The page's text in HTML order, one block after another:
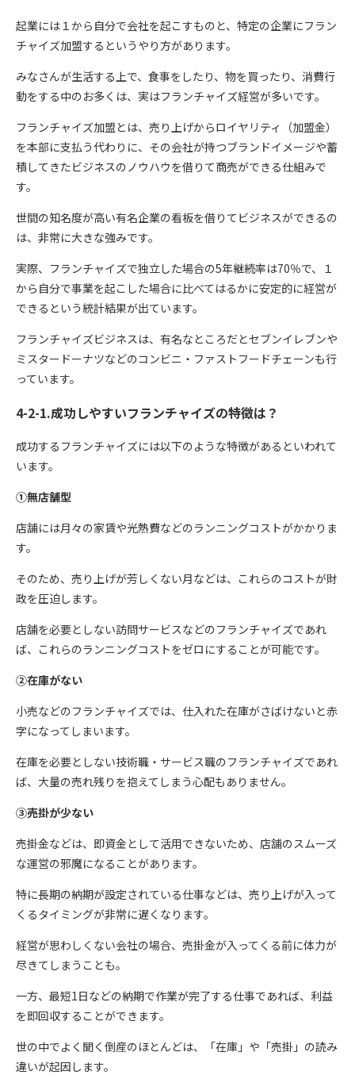
起業には１から自分で会社を起こすものと、特定の企業にフラン
チャイズ加盟するというやり方があります。
みなさんが生活する上で、食事をしたり、物を買ったり、消費行
動をする中のお多くは、実はフランチャイズ経営が多いです。
フランチャイズ加盟とは、売り上げからロイヤリティ（加盟金）
を本部に支払う代わりに、その会社が持つブランドイメージや蓄
積してきたビジネスのノウハウを借りて商売ができる仕組みで
す。
世間の知名度が高い有名企業の看板を借りてビジネスができるの
は、非常に大きな強みです。
実際、フランチャイズで独立した場合の5年継続率は70％で、１
から自分で事業を起こした場合に比べてはるかに安定的に経営が
できるという統計結果が出ています。
フランチャイズビジネスは、有名なところだとセブンイレブンや
ミスタードーナツなどのコンビニ・ファストフードチェーンも行
っています。
4-2-1.成功しやすいフランチャイズの特徴は？
成功するフランチャイズには以下のような特徴があるといわれて
います。
①無店舗型
店舗には月々の家賃や光熱費などのランニングコストがかかりま
す。
そのため、売り上げが芳しくない月などは、これらのコストが財
政を圧迫します。
店舗を必要としない訪問サービスなどのフランチャイズであれ
ば、これらのランニングコストをゼロにすることが可能です。
②在庫がない
小売などのフランチャイズでは、仕入れた在庫がさばけないと赤
字になってしまいます。
在庫を必要としない技術職・サービス職のフランチャイズであれ
ば、大量の売れ残りを抱えてしまう心配もありません。
③売掛が少ない
売掛金などは、即資金として活用できないため、店舗のスムーズ
な運営の邪魔になることがあります。
特に長期の納期が設定されている仕事などは、売り上げが入って
くるタイミングが非常に遅くなります。
経営が思わしくない会社の場合、売掛金が入ってくる前に体力が
尽きてしまうことも。
一方、最短1日などの納期で作業が完了する仕事であれば、利益
を即回収することができます。
世の中でよく聞く倒産のほとんどは、「在庫」や「売掛」の読み
違いが起因します。